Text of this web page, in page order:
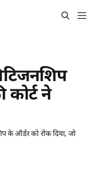
कोर्ट ने
के ऑर्डर को रोक दिया, जो